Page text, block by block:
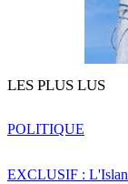
LES PLUS LUS
EXCLUSIF :
POLITIQUE